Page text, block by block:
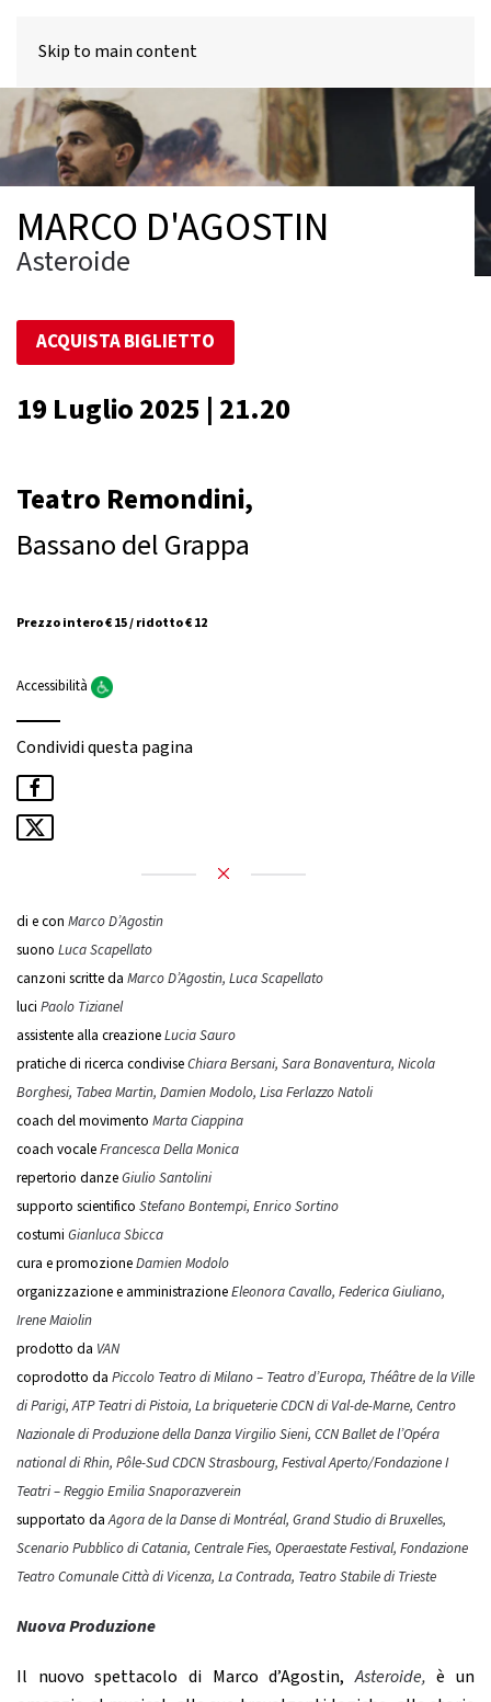
Skip to main content
MARCO D'AGOSTIN
Asteroide
ACQUISTA BIGLIETTO
19 Luglio 2025 | 21.20
Teatro Remondini,
Bassano del Grappa
Prezzo intero € 15 / ridotto € 12
Accessibilità
Condividi questa pagina
di e con Marco D’Agostin
suono Luca Scapellato
canzoni scritte da Marco D’Agostin, Luca Scapellato
luci Paolo Tizianel
assistente alla creazioneLucia Sauro
pratiche di ricerca condiviseChiara Bersani, Sara Bonaventura, Nicola
Borghesi, Tabea Martin, Damien Modolo, Lisa Ferlazzo Natoli
coach del movimento Marta Ciappina
coach vocaleFrancesca Della Monica
repertorio danzeGiulio Santolini
supporto scientifico Stefano Bontempi, Enrico Sortino
costumi Gianluca Sbicca
cura e promozioneDamien Modolo
organizzazione e amministrazioneEleonora Cavallo, Federica Giuliano,
Irene Maiolin
prodotto da VAN
coprodotto da Piccolo Teatro di Milano – Teatro d’Europa, Théâtre de la Ville
di Parigi, ATP Teatri di Pistoia, La briqueterie CDCN di Val-de-Marne, Centro
Nazionale di Produzione della Danza Virgilio Sieni, CCN Ballet de l’Opéra
national di Rhin, Pôle-Sud CDCN Strasbourg, Festival Aperto/Fondazione I
Teatri – Reggio Emilia Snaporazverein
supportato daAgora de la Danse di Montréal, Grand Studio di Bruxelles,
Scenario Pubblico di Catania, Centrale Fies, Operaestate Festival, Fondazione
Teatro Comunale Città di Vicenza, La Contrada, Teatro Stabile di Trieste
Nuova Produzione
Il nuovo spettacolo di Marco d’Agostin,Asteroide,è un